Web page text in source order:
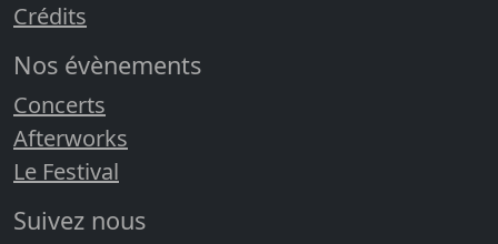
Crédits
Nos évènements
Concerts
Afterworks
Le Festival
Suivez nous